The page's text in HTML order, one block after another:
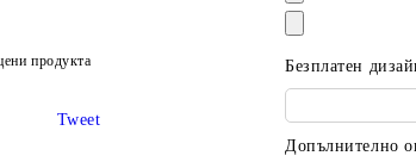
Безплатен
Допълнително
продукта
Tweet